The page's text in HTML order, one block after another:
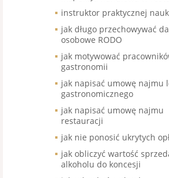
instruktor praktycznej
jak długo przechowywać
osobowe RODO
jak motywować
gastronomii
jak napisać umowę najmu
gastronomicznego
jak napisać umowę najmu
restauracji
jak nie ponosić ukrytych
jak obliczyć wartość
alkoholu do koncesji